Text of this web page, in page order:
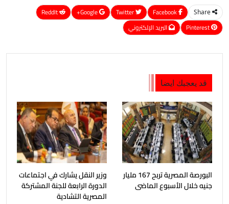
Share
Google+
ReddIt
Pinterest
البريد الإلكتروني
قد يعجبك ايضا
البورصة المصرية تربح 167 مليار
جنيه خلال الأسبوع الماضى
وزير النقل يشارك في اجتماعات
الدورة الرابعة للجنة المشتركة
المصرية التشادية